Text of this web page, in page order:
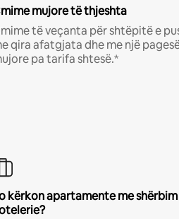
mujore të thjeshta
të veçanta për shtëpitë e
qira afatgjata dhe me një
pa tarifa shtesë.*
kërkon apartamente me shërbim